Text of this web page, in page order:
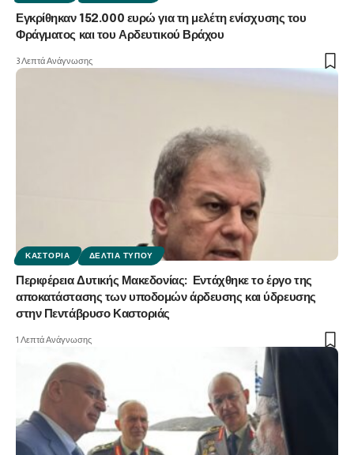
Εγκρίθηκαν 152.000 ευρώ για τη μελέτη ενίσχυσης του
Φράγματος και του Αρδευτικού Βράχου
3 Λεπτά Ανάγνωσης
ΚΑΣΤΟΡΙΆ ΔΕΛΤΊΑ ΤΎΠΟΥ
Περιφέρεια Δυτικής Μακεδονίας: Εντάχθηκε το έργο της
αποκατάστασης των υποδομών άρδευσης και ύδρευσης
στην Πεντάβρυσο Καστοριάς
1 Λεπτά Ανάγνωσης